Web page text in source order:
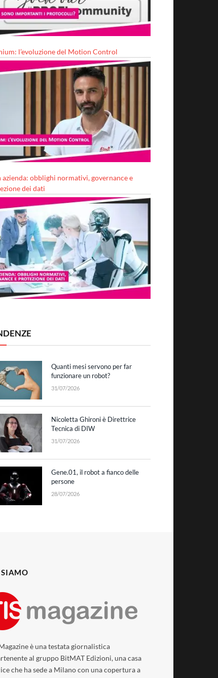
l’evoluzione del Motion Control
azienda: obblighi normativi, governance e
dei dati
Quanti mesi servono per far
funzionare un robot?
31/07/2026
Nicoletta Ghironi è Direttrice
Tecnica di DIW
31/07/2026
Gene.01, il robot a fianco delle
persone
28/07/2026
è una testata giornalistica
al gruppo BitMAT Edizioni, una casa
che ha sede a Milano con una copertura a